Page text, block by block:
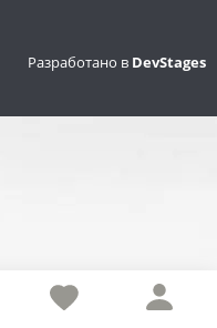
Разработано в DevStages